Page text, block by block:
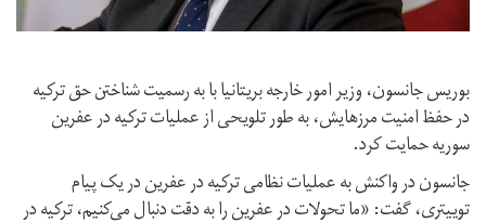
بوریس جانسون، وزیر امور خارجه بریتانیا با به رسمیت شناختن حق ترکیه
در حفظ امنیت مرزهایش، به طور تلویحی از عملیات ترکیه در عفرین
سوریه حمایت کرد.
جانسون در واکنش به عملیات نظامی ترکیه در عفرین در یک پیام
توییتری، گفت: «ما تحولات در عفرین را به دقت دنبال می‌کنیم، ترکیه در